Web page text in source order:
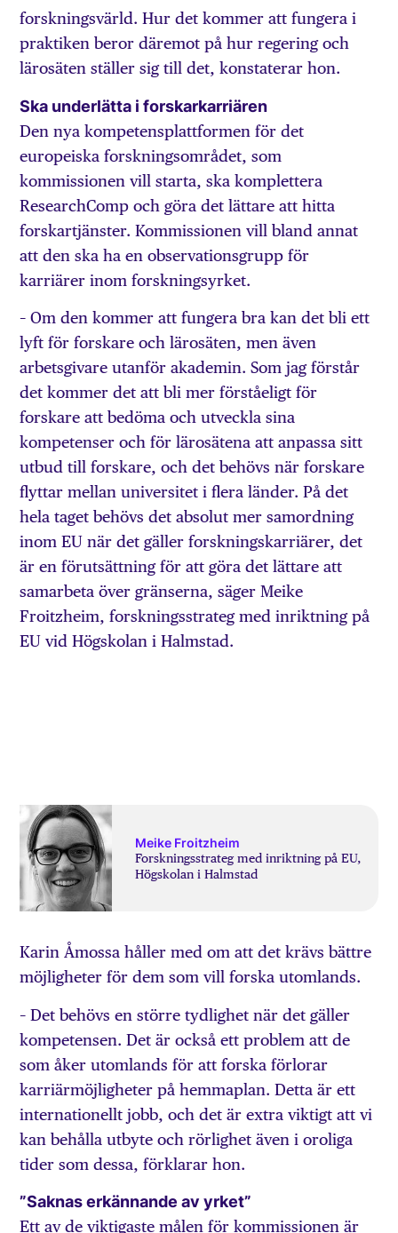
forskningsvärld. Hur det kommer att fungera i
praktiken beror däremot på hur regering och
lärosäten ställer sig till det, konstaterar hon.
Ska underlätta i forskarkarriären
Den nya kompetensplattformen för det
europeiska forskningsområdet, som
kommissionen vill starta, ska komplettera
ResearchComp och göra det lättare att hitta
forskartjänster. Kommissionen vill bland annat
att den ska ha en observationsgrupp för
karriärer inom forskningsyrket.
– Om den kommer att fungera bra kan det bli ett
lyft för forskare och lärosäten, men även
arbetsgivare utanför akademin. Som jag förstår
det kommer det att bli mer förståeligt för
forskare att bedöma och utveckla sina
kompetenser och för lärosätena att anpassa sitt
utbud till forskare, och det behövs när forskare
flyttar mellan universitet i flera länder. På det
hela taget behövs det absolut mer samordning
inom EU när det gäller forskningskarriärer, det
är en förutsättning för att göra det lättare att
samarbeta över gränserna, säger Meike
Froitzheim, forskningsstrateg med inriktning på
EU vid Högskolan i Halmstad.
Meike Froitzheim
Forskningsstrateg med inriktning på EU,
Högskolan i Halmstad
Karin Åmossa håller med om att det krävs bättre
möjligheter för dem som vill forska utomlands.
– Det behövs en större tydlighet när det gäller
kompetensen. Det är också ett problem att de
som åker utomlands för att forska förlorar
karriärmöjligheter på hemmaplan. Detta är ett
internationellt jobb, och det är extra viktigt att vi
kan behålla utbyte och rörlighet även i oroliga
tider som dessa, förklarar hon.
”Saknas erkännande av yrket”
Ett av de viktigaste målen för kommissionen är